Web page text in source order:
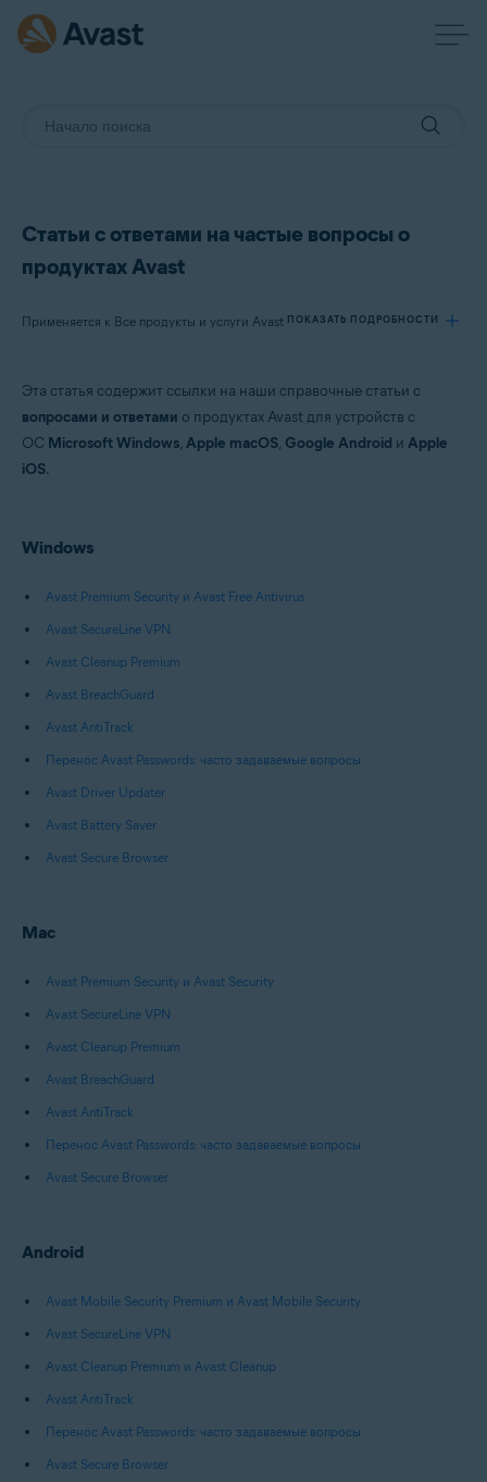
Статьи с ответами на частые вопросы о
продуктах Avast
Применяется к Все продукты и услуги Avast ПОКАЗАТЬ ПОДРОБНОСТИ
Эта статья содержит ссылки на наши справочные статьи с
вопросами и ответами о продуктах Avast для устройств с
ОС Microsoft Windows, Apple macOS, Google Android и Apple
iOS.
Windows
Avast Premium Security и Avast Free Antivirus
Avast SecureLine VPN
Avast Cleanup Premium
Avast BreachGuard
Avast AntiTrack
Перенос Avast Passwords: часто задаваемые вопросы
Avast Driver Updater
Avast Battery Saver
Avast Secure Browser
Mac
Avast Premium Security и Avast Security
Avast SecureLine VPN
Avast Cleanup Premium
Avast BreachGuard
Avast AntiTrack
Перенос Avast Passwords: часто задаваемые вопросы
Avast Secure Browser
Android
Avast Mobile Security Premium и Avast Mobile Security
Avast SecureLine VPN
Avast Cleanup Premium и Avast Cleanup
Avast AntiTrack
Перенос Avast Passwords: часто задаваемые вопросы
Avast Secure Browser